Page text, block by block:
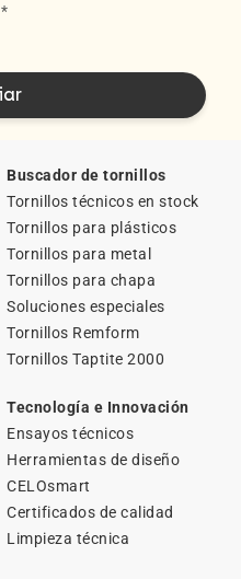
*
Buscador de tornillos
Tornillos técnicos en stock
Tornillos para plásticos
Tornillos para metal
Tornillos para chapa
Soluciones especiales
Tornillos Remform
Tornillos Taptite 2000
Tecnología e Innovación
Ensayos técnicos
Herramientas de diseño
CELOsmart
Certificados de calidad
Limpieza técnica